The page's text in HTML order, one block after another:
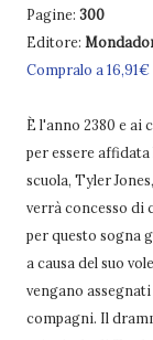
Pagine: 300
Editore:
Compralo a 16,91€
È l'anno 2380 e ai
per essere
scuola, Tyler
verrà concesso di
per questo sogna
a causa del suo
vengano
compagni. Il